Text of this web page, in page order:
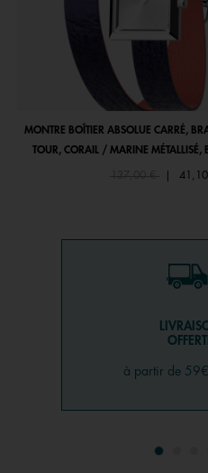
MONTRE BOÎTIER ABSOLUE CARRÉ,
TOUR, CORAIL / MARINE MÉTALLISÉ,
Price reduced from
137,00 €to
à partir de